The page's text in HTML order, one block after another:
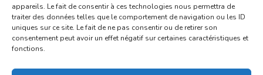
appareils. Le fait de consentir à ces technologies nous permettra de
traiter des données telles que le comportement de navigation ou les ID
uniques sur ce site. Le fait de ne pas consentir ou de retirer son
consentement peut avoir un effet négatif sur certaines caractéristiques et
fonctions.
du marché (2 allées Aristide
Briand)
Charignon-Dumas (La Fouillade)